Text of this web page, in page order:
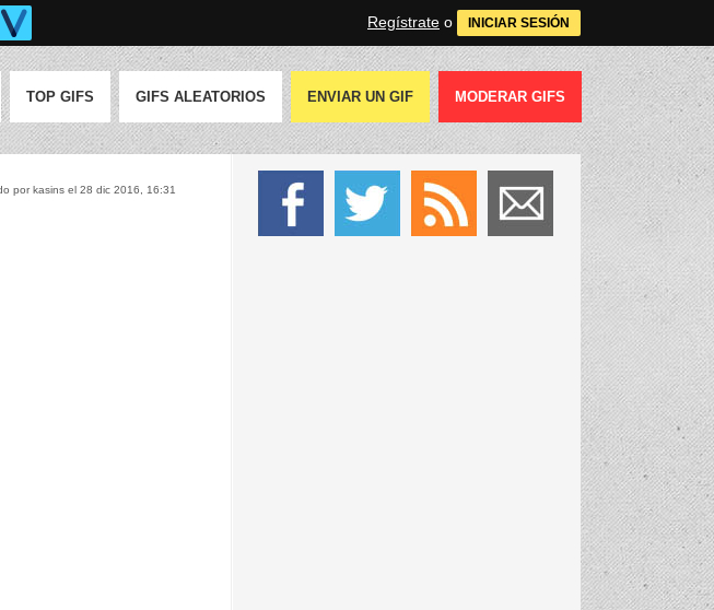
Regístrate o INICIAR SESIÓN
TOP GIFS GIFS ALEATORIOS ENVIAR UN GIF MODERAR GIFS
por kasins el 28 dic 2016, 16:31